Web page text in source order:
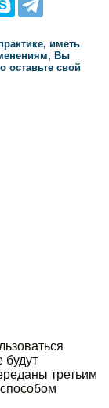
иметь
Вы
оставьте свой
будут
третьим